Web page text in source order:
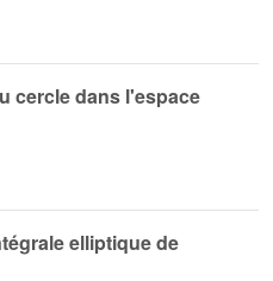
cercle dans l'espace
elliptique de